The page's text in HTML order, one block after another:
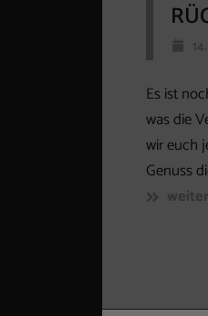
Es ist
was die
wir euch
Genuss